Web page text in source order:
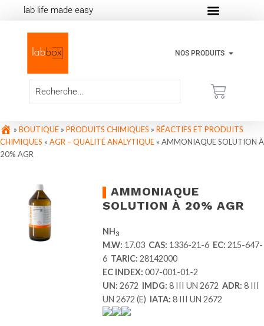
lab life made easy
NOS PRODUITS
» BOUTIQUE » PRODUITS CHIMIQUES » RÉACTIFS ET PRODUITS
CHIMIQUES » AGR – QUALITÉ ANALYTIQUE » AMMONIAQUE SOLUTION À
20% AGR
AMMONIAQUE
SOLUTION À 20% AGR
NH 3
M.W: 17.03 CAS: 1336-21-6 EC:215-647-
6 TARIC:28142000
EC INDEX:007-001-01-2
UN:2672 IMDG:8 III UN 2672ADR:8 III
UN 2672 (E)
IATA:8 III UN 2672